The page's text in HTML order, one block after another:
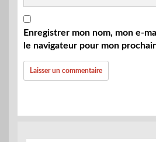
Enregistrer mon nom, mon e-
le navigateur pour mon